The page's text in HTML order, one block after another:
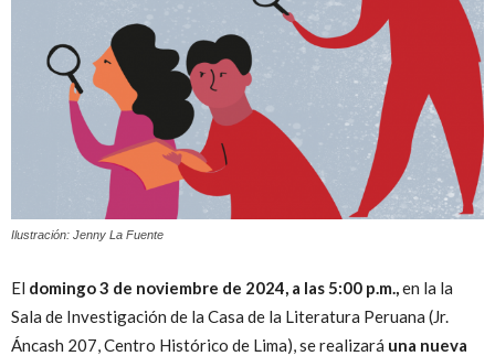
Ilustración: Jenny La Fuente
El domingo 3 de noviembre de 2024, a las 5:00 p.m.,en la la
Sala de Investigación de la Casa de la Literatura Peruana (Jr.
Áncash 207, Centro Histórico de Lima), se realizará una nueva